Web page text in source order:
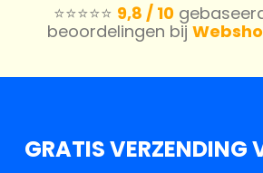
⭐️⭐️⭐️⭐️⭐️ 9,8 / 10
beoordelingen bij
GRATIS